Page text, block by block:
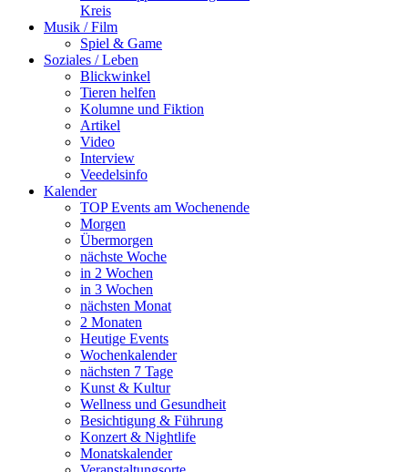
Kreis
Musik / Film
Spiel & Game
Soziales / Leben
Blickwinkel
Tieren helfen
Kolumne und Fiktion
Artikel
Video
Interview
Veedelsinfo
Kalender
TOP Events am Wochenende
Morgen
Übermorgen
nächste Woche
in 2 Wochen
in 3 Wochen
nächsten Monat
2 Monaten
Heutige Events
Wochenkalender
nächsten 7 Tage
Kunst & Kultur
Wellness und Gesundheit
Besichtigung & Führung
Konzert & Nightlife
Monatskalender